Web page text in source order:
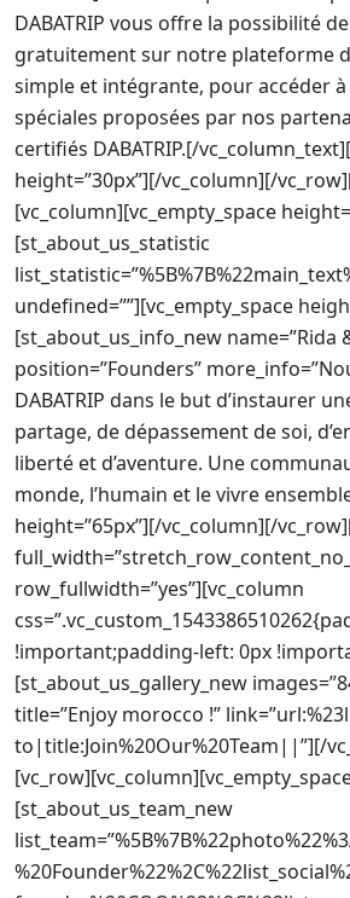
DABATRIP vous offre la possibilité
gratuitement sur notre plateforme
simple et intégrante, pour accéder
spéciales proposées par nos
certifiés DABATRIP.[/
height=”30px”][/vc_column][/
[vc_column][vc_empty_space
[st_about_us_statistic
undefined=””][vc_empty_space
[st_about_us_info_new name=”Rida
position=”Founders”
DABATRIP dans le but d’instaurer
partage, de dépassement de soi,
liberté et d’aventure. Une
monde, l’humain et le vivre
height=”65px”][/vc_column][/
row_fullwidth=”yes”][vc_column
!important;padding-left: 0px
[st_about_us_gallery_new
title=”Enjoy morocco !”
to|title:Join%20Our%20Team||”][/
[st_about_us_team_new